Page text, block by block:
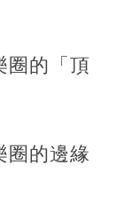
圈的「頂
圈的邊緣